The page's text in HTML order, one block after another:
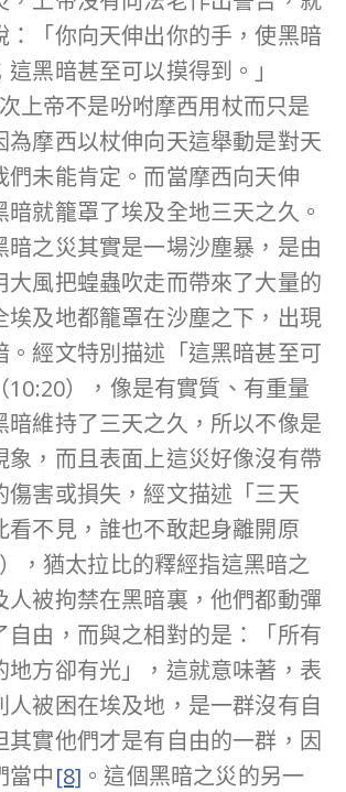
：「你向天伸出你的手，使黑暗
黑暗甚至可以摸得到。」
次上帝不是吩咐摩西用杖而只是
為摩西以杖伸向天這舉動是對天
們未能肯定。而當摩西向天伸
暗就籠罩了埃及全地三天之久。
暗之災其實是一場沙塵暴，是由
大風把蝗蟲吹走而帶來了大量的
埃及地都籠罩在沙塵之下，出現
。經文特別描述「這黑暗甚至可
10:20），像是有實質、有重量
暗維持了三天之久，所以不像是
象，而且表面上這災好像沒有帶
傷害或損失，經文描述「三天
看不見，誰也不敢起身離開原
，猶太拉比的釋經指這黑暗之
人被拘禁在黑暗裏，他們都動彈
自由，而與之相對的是：「所有
地方卻有光」，這就意味著，表
人被困在埃及地，是一群沒有自
其實他們才是有自由的一群，因
當中[8] 。這個黑暗之災的另一